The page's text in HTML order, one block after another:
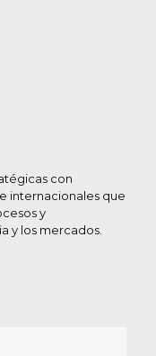
con
internacionales que
y
y los mercados.